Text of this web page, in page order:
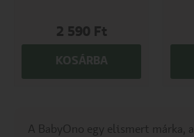
2 590 Ft
KOSÁRBA
A BabyOno egy elismert márka,